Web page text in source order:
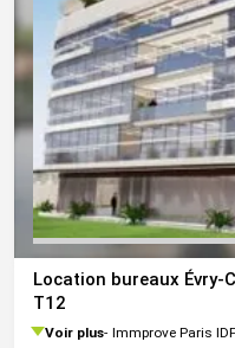
Location bureaux Évry-
T12
Voir plus Immprove Paris IDF